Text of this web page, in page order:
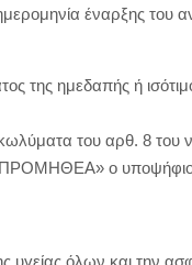
έναρξης του
της ημεδαπής ή
του αρθ. 8 του
ο υποψήφιος
υγείας όλων και την